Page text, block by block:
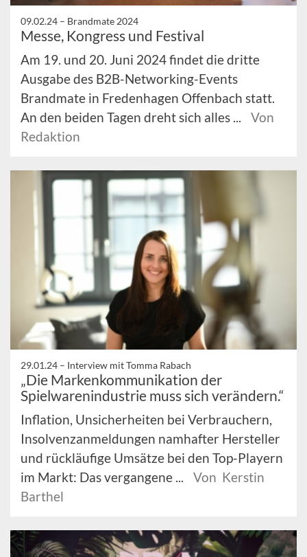
09.02.24 – Brandmate 2024
Messe, Kongress und Festival
Am 19. und 20. Juni 2024 findet die dritte
Ausgabe des B2B-Networking-Events
Brandmate in Fredenhagen Offenbach statt.
An den beiden Tagen dreht sich alles ...
Von
Redaktion
29.01.24 – Interview mit Tomma Rabach
„Die Markenkommunikation der
Spielwarenindustrie muss sich verändern.“
Inflation, Unsicherheiten bei Verbrauchern,
Insolvenzanmeldungen namhafter Hersteller
und rückläufige Umsätze bei den Top-Playern
im Markt: Das vergangene ...
Von Kerstin
Barthel